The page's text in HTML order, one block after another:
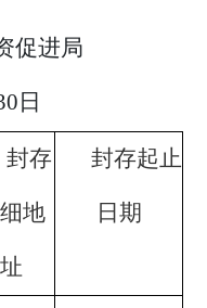
促进局
0 日
封存
地
址
封存起止
日期